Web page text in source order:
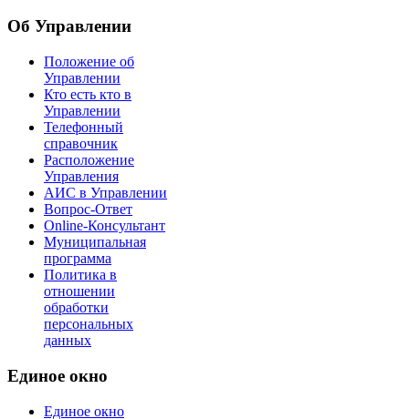
Об Управлении
Положение об
Управлении
Кто есть кто в
Управлении
Телефонный
справочник
Расположение
Управления
АИС в Управлении
Вопрос-Ответ
Online-Консультант
Муниципальная
программа
Политика в
отношении
обработки
персональных
данных
Единое окно
Единое окно